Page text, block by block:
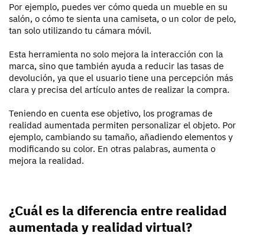
Por ejemplo, puedes ver cómo queda un mueble en su
salón, o cómo te sienta una camiseta, o un color de pelo,
tan solo utilizando tu cámara móvil.
Esta herramienta no solo mejora la interacción con la
marca, sino que también ayuda a reducir las tasas de
devolución, ya que el usuario tiene una percepción más
clara y precisa del artículo antes de realizar la compra.
Teniendo en cuenta ese objetivo, los programas de
realidad aumentada permiten personalizar el objeto. Por
ejemplo, cambiando su tamaño, añadiendo elementos y
modificando su color. En otras palabras, aumenta o
mejora la realidad.
¿Cuál es la diferencia entre realidad
aumentada y realidad virtual?